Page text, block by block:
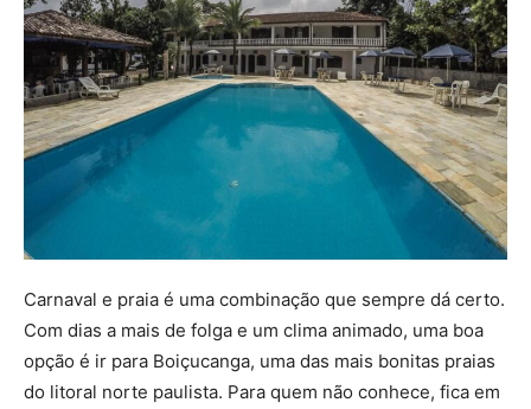
Carnaval e praia é uma combinação que sempre dá certo.
Com dias a mais de folga e um clima animado, uma boa
opção é ir para Boiçucanga, uma das mais bonitas praias
do litoral norte paulista. Para quem não conhece, fica em